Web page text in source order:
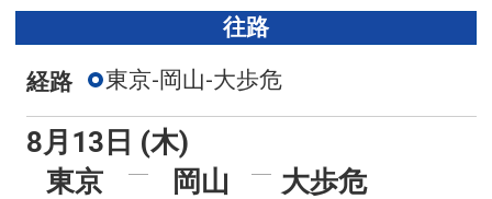
往路
経路 東京-岡山-大歩危
8月13日 (木)
東京
岡山 大歩危